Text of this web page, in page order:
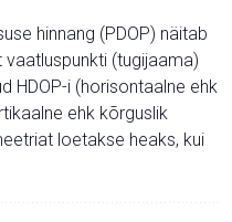
hinnang (PDOP) näitab
(tugijaama)
HDOP-i (horisontaalne ehk
ehk kõrguslik
loetakse heaks, kui